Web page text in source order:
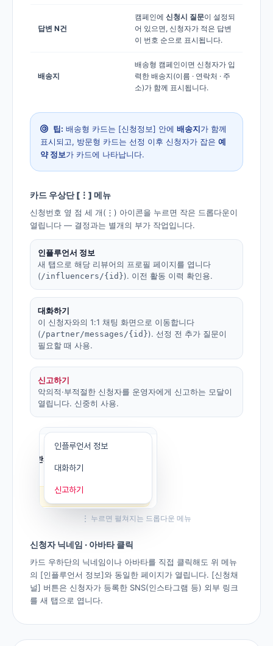
답변 N건
캠페인에 신청시 질문이 설정되
어 있으면, 신청자가 적은 답변
이 번호 순으로 표시됩니다.
배송지
배송형 캠페인이면 신청자가 입
력한 배송지(이름 · 연락처 · 주
소)가 함께 표시됩니다.
팁: 배송형 카드는 [신청정보] 안에 배송지가 함께
표시되고, 방문형 카드는 선정 이후 신청자가 잡은 예
약 정보가 카드에 나타납니다.
카드 우상단 [⋮] 메뉴
신청번호 옆 점 세 개( ⋮ ) 아이콘을 누르면 작은 드롭다운이
열립니다 — 결정과는 별개의 부가 작업입니다.
인플루언서 정보
새 탭으로 해당 리뷰어의 프로필 페이지를 엽니다
( /influencers/{id}). 이전 활동 이력 확인용.
대화하기
이 신청자와의 1:1 채팅 화면으로 이동합니다
( /partner/messages/{id}). 선정 전 추가 질문이
필요할 때 사용.
신고하기
악의적·부적절한 신청자를 운영자에게 신고하는 모달이
열립니다. 신중히 사용.
⋮ 누르면 펼쳐지는 드롭다운 메뉴
신청자 닉네임 · 아바타 클릭
카드 우하단의 닉네임이나 아바타를 직접 클릭해도 위 메뉴
의 [인플루언서 정보]와 동일한 페이지가 열립니다. [신청채
널] 버튼은 신청자가 등록한 SNS(인스타그램 등) 외부 링크
를 새 탭으로 엽니다.